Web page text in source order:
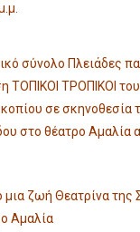
σύνολο Πλειάδες
ΤΟΠΙΚΟΙ ΤΡΟΠΙΚΟΙ
σε σκηνοθεσία
στο θέατρο Αμαλία
μια ζωή Θεατρίνα της
Αμαλία